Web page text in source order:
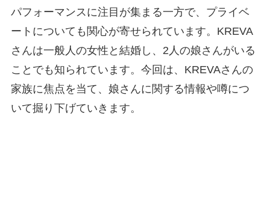
パフォーマンスに注目が集まる一方で、プライベ
ートについても関心が寄せられています。KREVA
さんは一般人の女性と結婚し、2人の娘さんがいる
ことでも知られています。今回は、KREVAさんの
家族に焦点を当て、娘さんに関する情報や噂につ
いて掘り下げていきます。